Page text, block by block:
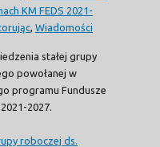
KM FEDS 2021-
Wiadomości
stałej grupy
powołanej w
programu Fundusze
2027.
roboczej ds.